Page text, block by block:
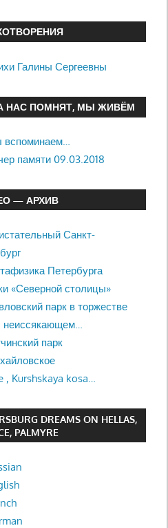
Галины Сергеевны
НАС ПОМНЯТ, МЫ ЖИВЁМ
памяти 09.03.2018
— АРХИВ
Санкт-
Петербурга
«Северной столицы»
парк в торжестве
неиссякающем…
парк
, Kurshskaya kosa…
DREAMS ON HELLAS,
PALMYRE